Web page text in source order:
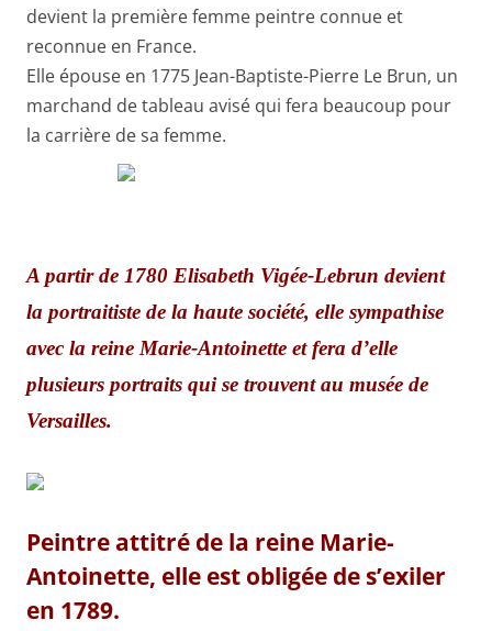
devient la première femme peintre connue et
reconnue en France.
Elle épouse en 1775 Jean-Baptiste-Pierre Le Brun, un
marchand de tableau avisé qui fera beaucoup pour
la carrière de sa femme.
A partir de 1780 Elisabeth Vigée-Lebrun devient
la portraitiste de la haute société, elle sympathise
avec la reine Marie-Antoinette et fera d’elle
plusieurs portraits qui se trouvent au musée de
Versailles.
Peintre attitré de la reine Marie-
Antoinette, elle est obligée de s’exiler
en 1789.